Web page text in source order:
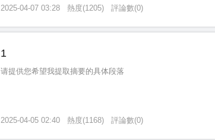
2025-04-07 03:28 熱度(1205) 評論數(0)
1
请提供您希望我提取摘要的具体段落
2025-04-05 02:40 熱度(1168) 評論數(0)